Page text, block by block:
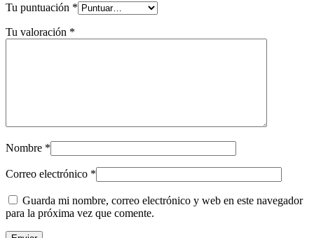
Tu puntuación *
Tu valoración *
Nombre *
Correo electrónico *
Guarda mi nombre, correo electrónico y web en este navegador
para la próxima vez que comente.